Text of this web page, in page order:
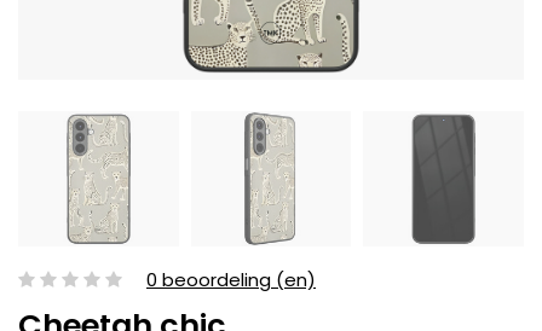
0 beoordeling (en)